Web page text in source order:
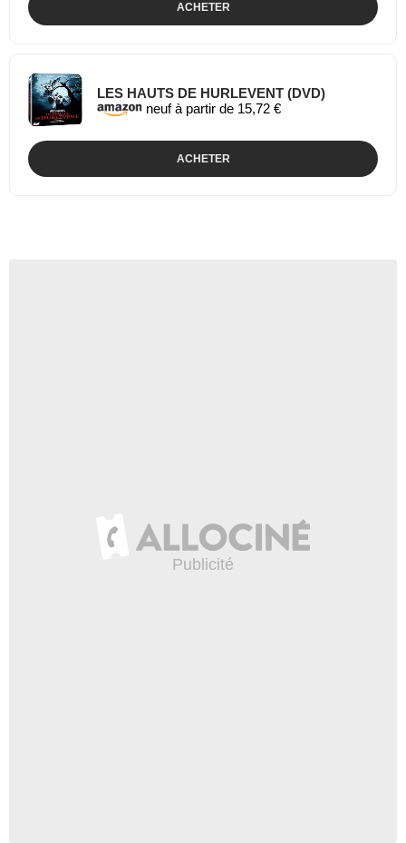
ACHETER
LES HAUTS DE HURLEVENT (DVD)
neuf à partir de 15,72 €
ACHETER